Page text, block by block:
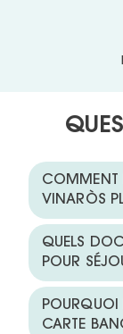
COMMENT
VINARÒS
QUELS
POUR
POURQUOI
CARTE